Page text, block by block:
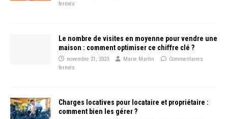
fermés
Le nombre de visites en moyenne pour vendre une
maison : comment optimiser ce chiffre clé ?
novembre 21, 2023 Marie Martin
Commentaires
fermés
Charges locatives pour locataire et propriétaire :
comment bien les gérer ?